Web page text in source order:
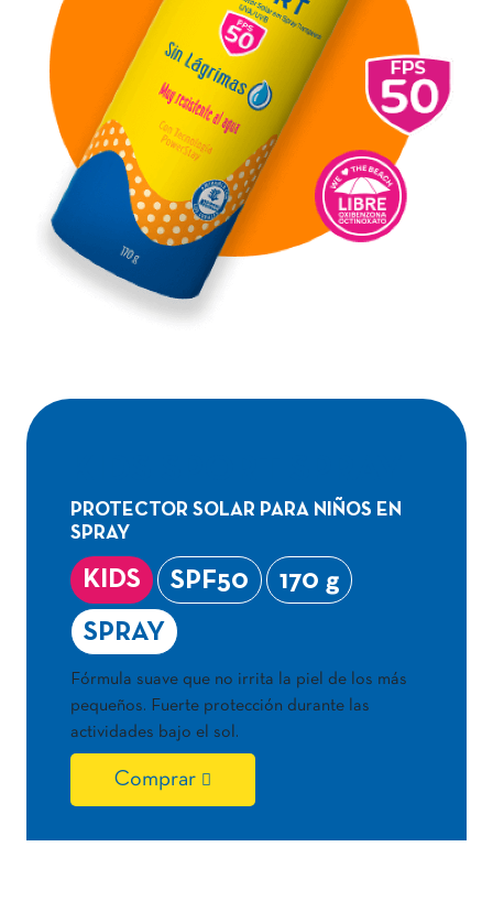
PROTECTOR SOLAR PARA NIÑOS EN
SPRAY
KIDS SPF50 170 g
SPRAY
Fórmula suave que no irrita la piel de los más
pequeños. Fuerte protección durante las
actividades bajo el sol.
Comprar